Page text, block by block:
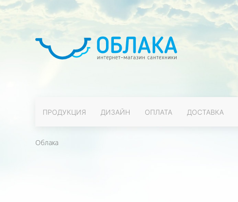
ПРОДУКЦИЯ ДИЗАЙН ОПЛАТА ДОСТАВКА
Облака